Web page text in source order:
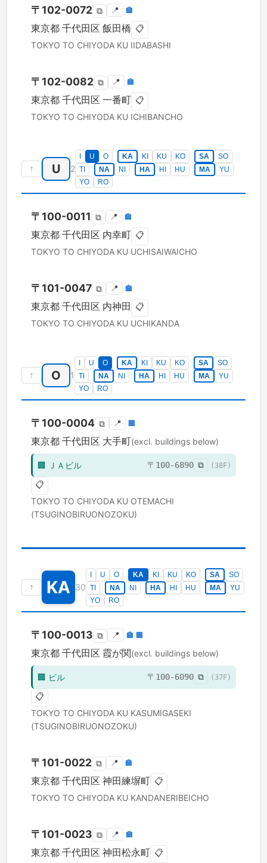
〒 102-0072 ⧉ 📍 🏣
東京都 千代田区 飯田橋 📋
TOKYO TO CHIYODA KU IIDABASHI
〒 102-0082 ⧉ 📍 🏣
東京都 千代田区 一番町 📋
TOKYO TO CHIYODA KU ICHIBANCHO
↑ U 2
U O KA KI KU KO SA
SO
TI
NA NI HA HI HU MA
YU
YO
RO
〒 100-0011 ⧉ 📍 🏣
東京都 千代田区 内幸町 📋
TOKYO TO CHIYODA KU UCHISAIWAICHO
〒 101-0047 ⧉ 📍 🏣
東京都 千代田区 内神田 📋
TOKYO TO CHIYODA KU UCHIKANDA
↑ O 1
U O KA KI KU KO SA
SO
TI
NA NI HA HI HU MA
YU
YO
RO
〒 100-0004 ⧉ 📍 🏢
東京都 千代田区 大手町(excl. buildings below)
🏢 ＪＡビル 〒 100-6890 ⧉ ( 38F)
📋
TOKYO TO CHIYODA KU OTEMACHI
(TSUGINOBIRUONOZOKU)
↑ KA 30
U O KA KI KU KO SA
SO
TI
NA NI HA HI HU MA
YU
YO
RO
〒 100-0013 ⧉ 📍 🏣 🏢
東京都 千代田区 霞が関(excl. buildings below)
🏢 ビル 〒 100-6090 ⧉ ( 37F)
📋
TOKYO TO CHIYODA KU KASUMIGASEKI
(TSUGINOBIRUONOZOKU)
〒 101-0022 ⧉ 📍 🏣
東京都 千代田区 神田練塀町 📋
TOKYO TO CHIYODA KU KANDANERIBEICHO
〒 101-0023 ⧉ 📍 🏣
東京都 千代田区 神田松永町 📋